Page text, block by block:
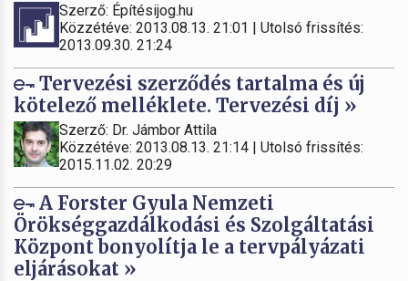
Szerző: Építésijog.hu
Közzétéve: 2013.08.13. 21:01 | Utolsó frissítés:
2013.09.30. 21:24
Tervezési szerződés tartalma és új
kötelező melléklete. Tervezési díj »
Szerző: Dr. Jámbor Attila
Közzétéve: 2013.08.13. 21:14 | Utolsó frissítés:
2015.11.02. 20:29
A Forster Gyula Nemzeti
Örökséggazdálkodási és Szolgáltatási
Központ bonyolítja le a tervpályázati
eljárásokat »